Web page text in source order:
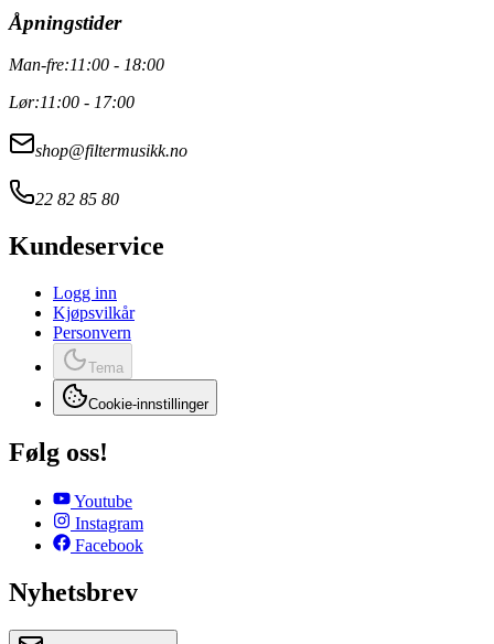
Åpningstider
Man-fre:11:00 - 18:00
Lør:11:00 - 17:00
shop@filtermusikk.no
22 82 85 80
Kundeservice
Logg inn
Kjøpsvilkår
Personvern
Tema
Cookie-innstillinger
Følg oss!
Youtube
Instagram
Facebook
Nyhetsbrev